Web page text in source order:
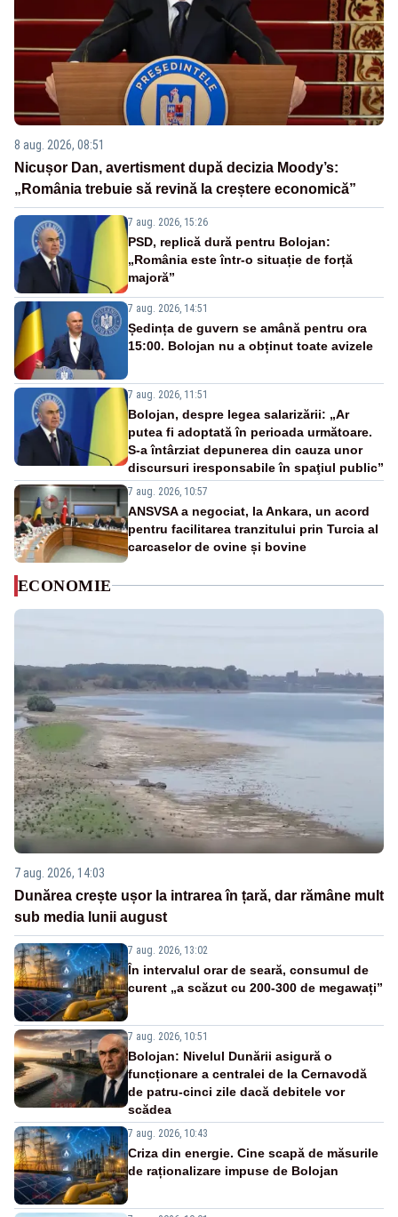
8 aug. 2026, 08:51
Nicușor Dan, avertisment după decizia Moody’s:
„România trebuie să revină la creștere economică”
7 aug. 2026, 15:26
PSD, replică dură pentru Bolojan:
„România este într-o situație de forță
majoră”
7 aug. 2026, 14:51
Ședința de guvern se amână pentru ora
15:00. Bolojan nu a obținut toate avizele
7 aug. 2026, 11:51
Bolojan, despre legea salarizării: „Ar
putea fi adoptată în perioada următoare.
S-a întârziat depunerea din cauza unor
discursuri iresponsabile în spaţiul public”
7 aug. 2026, 10:57
ANSVSA a negociat, la Ankara, un acord
pentru facilitarea tranzitului prin Turcia al
carcaselor de ovine și bovine
ECONOMIE
7 aug. 2026, 14:03
Dunărea crește ușor la intrarea în țară, dar rămâne mult
sub media lunii august
7 aug. 2026, 13:02
În intervalul orar de seară, consumul de
curent „a scăzut cu 200-300 de megawați”
7 aug. 2026, 10:51
Bolojan: Nivelul Dunării asigură o
funcționare a centralei de la Cernavodă
de patru-cinci zile dacă debitele vor
scădea
7 aug. 2026, 10:43
Criza din energie. Cine scapă de măsurile
de raționalizare impuse de Bolojan